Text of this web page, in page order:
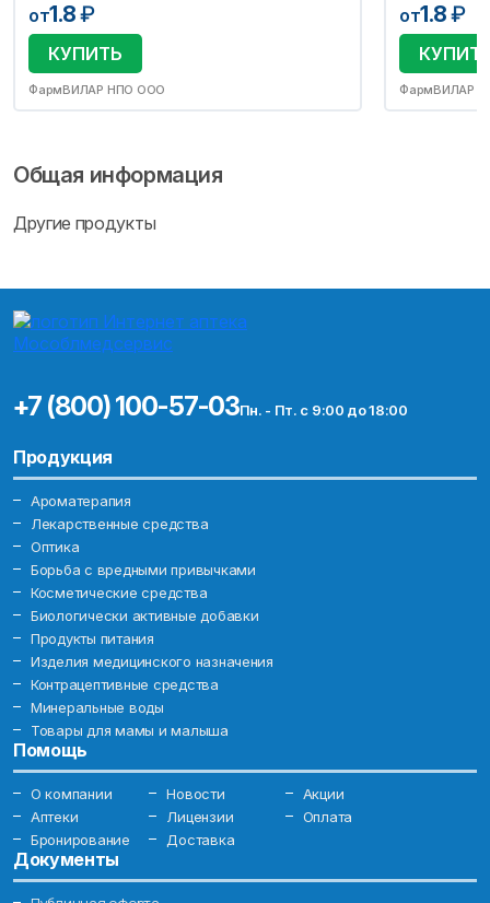
от1.8₽
КУПИТЬ
ФармВИЛАР НПО ООО
от1.8₽
ФармВИЛАР
Общая информация
Другие продукты
+7 (800) 100-57-03Пн. - Пт. с 9:00 до 18:00
Продукция
Ароматерапия
Лекарственные средства
Оптика
Борьба с вредными привычками
Косметические средства
Биологически активные добавки
Продукты питания
Изделия медицинского назначения
Контрацептивные средства
Минеральные воды
Товары для мамы и малыша
Помощь
О компании Новости
Акции
Аптеки
Лицензии
Оплата
Бронирование
Доставка
Документы